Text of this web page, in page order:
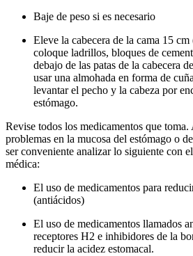
Baje de peso si es necesario
Eleve la cabecera de la cama 15 cm
coloque ladrillos, bloques de
debajo de las patas de la cabecera
usar una almohada en forma de
levantar el pecho y la cabeza por
estómago.
Revise todos los medicamentos que
problemas en la mucosa del estómago o
ser conveniente analizar lo siguiente con
médica:
El uso de medicamentos para
(antiácidos)
El uso de medicamentos llamados
receptores H2 e inhibidores de la
reducir la acidez estomacal.